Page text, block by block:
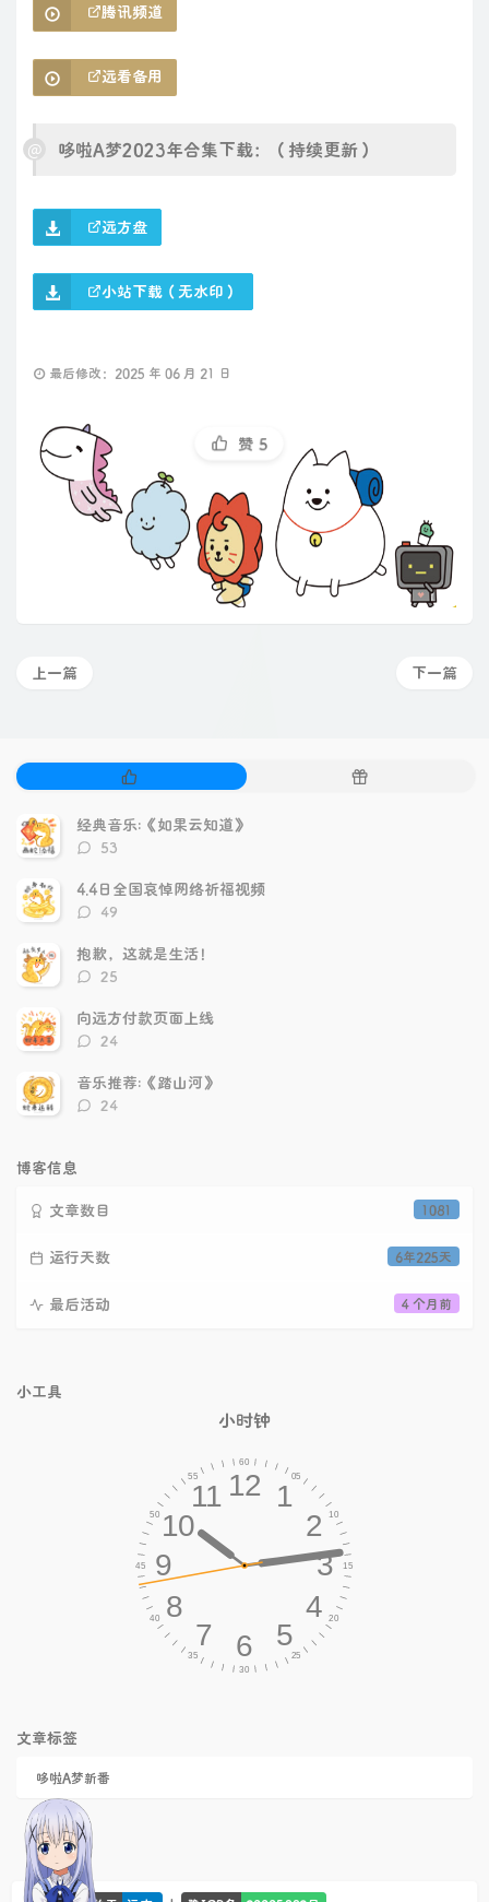
腾讯频道
远看备用
哆啦A梦2023年合集下载：（持续更新）
远方盘
小站下载（无水印）
最后修改：2025 年 06 月 21 日
赞5
下一篇
上一篇
门
文
章
随
经典音乐:《如果云知道》
评
数：
53
4.4日全国哀悼网络祈福视频
评
数：
49
抱歉，这就是生活！
评
数：
25
向远方付款页面上线
评
数：
24
音乐推荐:《踏山河》
评
24
博客信息
1081
文章数目
6年225天
运行天数
4 个月前
最后活动
小工具
小时钟
文章标签
哆啦A梦新番